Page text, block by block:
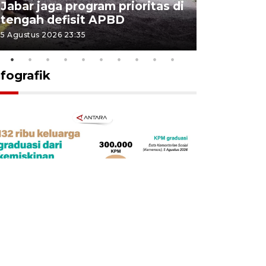
Jabar jaga program prioritas di
tengah defisit APBD
5 Agustus 2026 23:35